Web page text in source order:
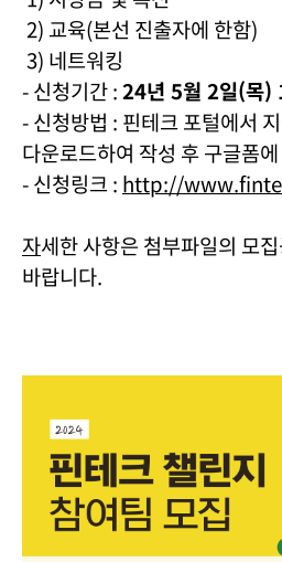
2) 교육(본선 진출자에 한함)
3) 네트워킹
- 신청기간 :24년 5월 2일(목)
- 신청방법 : 핀테크 포털에서
다운로드하여 작성 후 구글폼
- 신청링크 : http://
자세한 사항은 첨부파일의 모
바랍니다.